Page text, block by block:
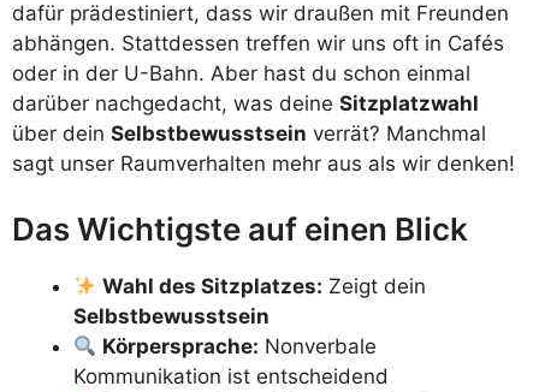
dafür prädestiniert, dass wir draußen mit Freunden
abhängen. Stattdessen treffen wir uns oft in Cafés
oder in der U-Bahn. Aber hast du schon einmal
darüber nachgedacht, was deine Sitzplatzwahl
über dein Selbstbewusstsein verrät? Manchmal
sagt unser Raumverhalten mehr aus als wir denken!
Das Wichtigste auf einen Blick
Wahl des Sitzplatzes: Zeigt dein
Selbstbewusstsein
Körpersprache: Nonverbale
Kommunikation ist entscheidend